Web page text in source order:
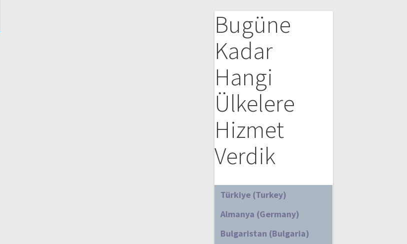
Bugüne
Kadar
Hangi
Ülkelere
Hizmet
Verdik
Türkiye (Turkey)
Almanya (Germany)
Bulgaristan (Bulgaria)